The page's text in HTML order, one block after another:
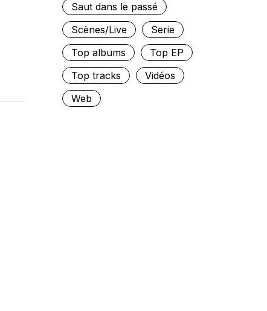
Saut dans le passé
Scènes/Live
Serie
Top albums
Top EP
Top tracks
Vidéos
Web